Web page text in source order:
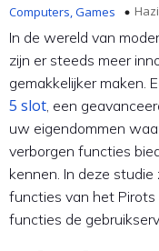
Computers, Games
In de wereld van
zijn er steeds meer
gemakkelijker maken.
5 slot, een
uw eigendommen
verborgen functies
kennen. In deze
functies van het
functies de